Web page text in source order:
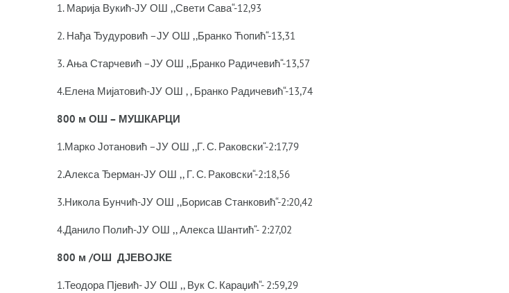
1. Марија Вукић-ЈУ ОШ ,,Свети Сава“-12,93
2. Нађа Ђудуровић –ЈУ ОШ ,,Бранко Ћопић“-13,31
3. Ања Старчевић –ЈУ ОШ ,,Бранко Радичевић“-13,57
4.Елена Мијатовић-ЈУ ОШ , , Бранко Радичевић“-13,74
800 м ОШ – МУШКАРЦИ
1.Марко Јотановић –ЈУ ОШ ,,Г. С. Раковски“-2:17,79
2.Алекса Ђерман-ЈУ ОШ ,, Г. С. Раковски“-2:18,56
3.Никола Бунчић-ЈУ ОШ ,,Борисав Станковић“-2:20,42
4.Данило Полић-ЈУ ОШ ,, Алекса Шантић“- 2:27,02
800 м /ОШ ДЈЕВОЈКЕ
1.Теодора Пјевић- ЈУ ОШ ,, Вук С. Караџић“- 2:59,29